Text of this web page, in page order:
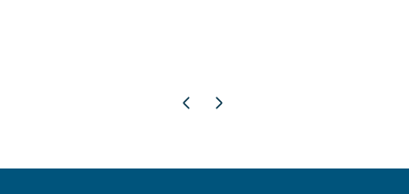
Pagina precedente
Pagina successiva